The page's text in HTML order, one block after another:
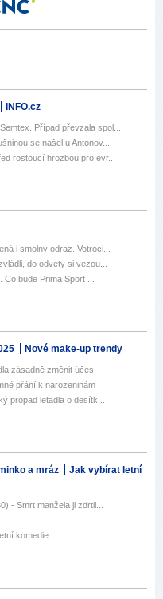
INFO.cz
Případ převzala spol...
se našel u Antonov...
rostoucí hrozbou pro evr...
i smolný odraz. Votroci...
do odvety si vezou...
bude Prima Sport ...
Nové make-up trendy
zásadně změnit účes
přání k narozeninám
propad letadla o desítk...
a mráz
Jak vybírat letní
- Smrt manžela ji zdrtil...
komedie